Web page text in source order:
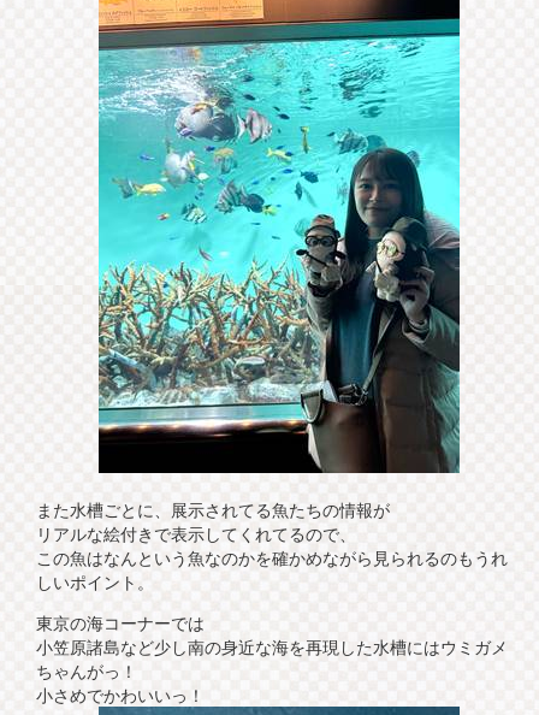
また水槽ごとに、展示されてる魚たちの情報が
リアルな絵付きで表示してくれてるので、
この魚はなんという魚なのかを確かめながら見られるのもうれ
しいポイント。
東京の海コーナーでは
小笠原諸島など少し南の身近な海を再現した水槽にはウミガメ
ちゃんがっ！
小さめでかわいいっ！